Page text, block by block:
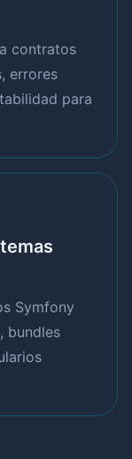
contratos
errores
para
Symfony
bundles